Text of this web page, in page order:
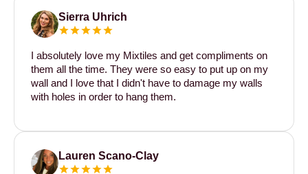
Sierra Uhrich
I absolutely love my Mixtiles and get compliments on
them all the time. They were so easy to put up on my
wall and I love that I didn't have to damage my walls
with holes in order to hang them.
Lauren Scano-Clay